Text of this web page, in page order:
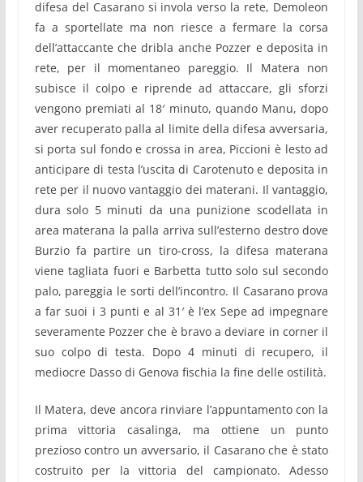
difesa del Casarano si invola verso la rete, Demoleon
fa a sportellate ma non riesce a fermare la corsa
dell’attaccante che dribla anche Pozzer e deposita in
rete, per il momentaneo pareggio. Il Matera non
subisce il colpo e riprende ad attaccare, gli sforzi
vengono premiati al 18′ minuto, quando Manu, dopo
aver recuperato palla al limite della difesa avversaria,
si porta sul fondo e crossa in area, Piccioni è lesto ad
anticipare di testa l’uscita di Carotenuto e deposita in
rete per il nuovo vantaggio dei materani. Il vantaggio,
dura solo 5 minuti da una punizione scodellata in
area materana la palla arriva sull’esterno destro dove
Burzio fa partire un tiro-cross, la difesa materana
viene tagliata fuori e Barbetta tutto solo sul secondo
palo, pareggia le sorti dell’incontro. Il Casarano prova
a far suoi i 3 punti e al 31′ è l’ex Sepe ad impegnare
severamente Pozzer che è bravo a deviare in corner il
suo colpo di testa. Dopo 4 minuti di recupero, il
mediocre Dasso di Genova fischia la fine delle ostilità.
Il Matera, deve ancora rinviare l’appuntamento con la
prima vittoria casalinga, ma ottiene un punto
prezioso contro un avversario, il Casarano che è stato
costruito per la vittoria del campionato. Adesso